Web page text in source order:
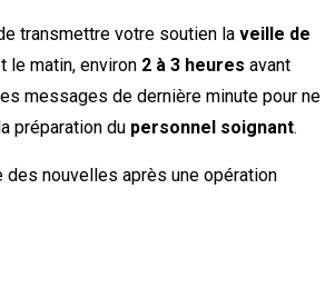
transmettre votre soutien la veille de
le matin, environ 2 à 3 heures avant
messages de dernière minute pour ne
préparation du personnel soignant.
des nouvelles après une opération